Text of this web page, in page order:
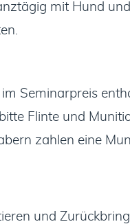
mit Hund
Seminarpreis
Flinte und
zahlen eine
und